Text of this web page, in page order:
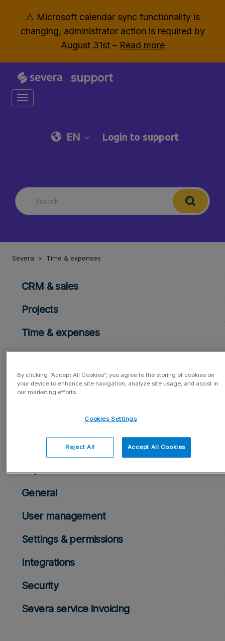
⚠️ Microsoft calendar sync functionality is
changing, administrator action is required by
August 31st – Read more
support
Toggle navigation
EN Login to support
Severa Time & expenses
CRM & sales
Projects
Time & expenses
Time & expenses
Travels
Reports & dashboards
General
User management
Settings & permissions
Integrations
Security
Severa service invoicing
By clicking “Accept All Cookies”, you agree to the storing of cookies on
your device to enhance site navigation, analyze site usage, and assist in
our marketing efforts.
Cookies Settings
Reject All Accept All Cookies